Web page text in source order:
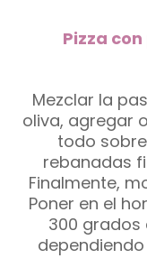
Pizza
Mezclar la
oliva, agregar
todo
rebanadas
Finalmente,
Poner en el
300 grados